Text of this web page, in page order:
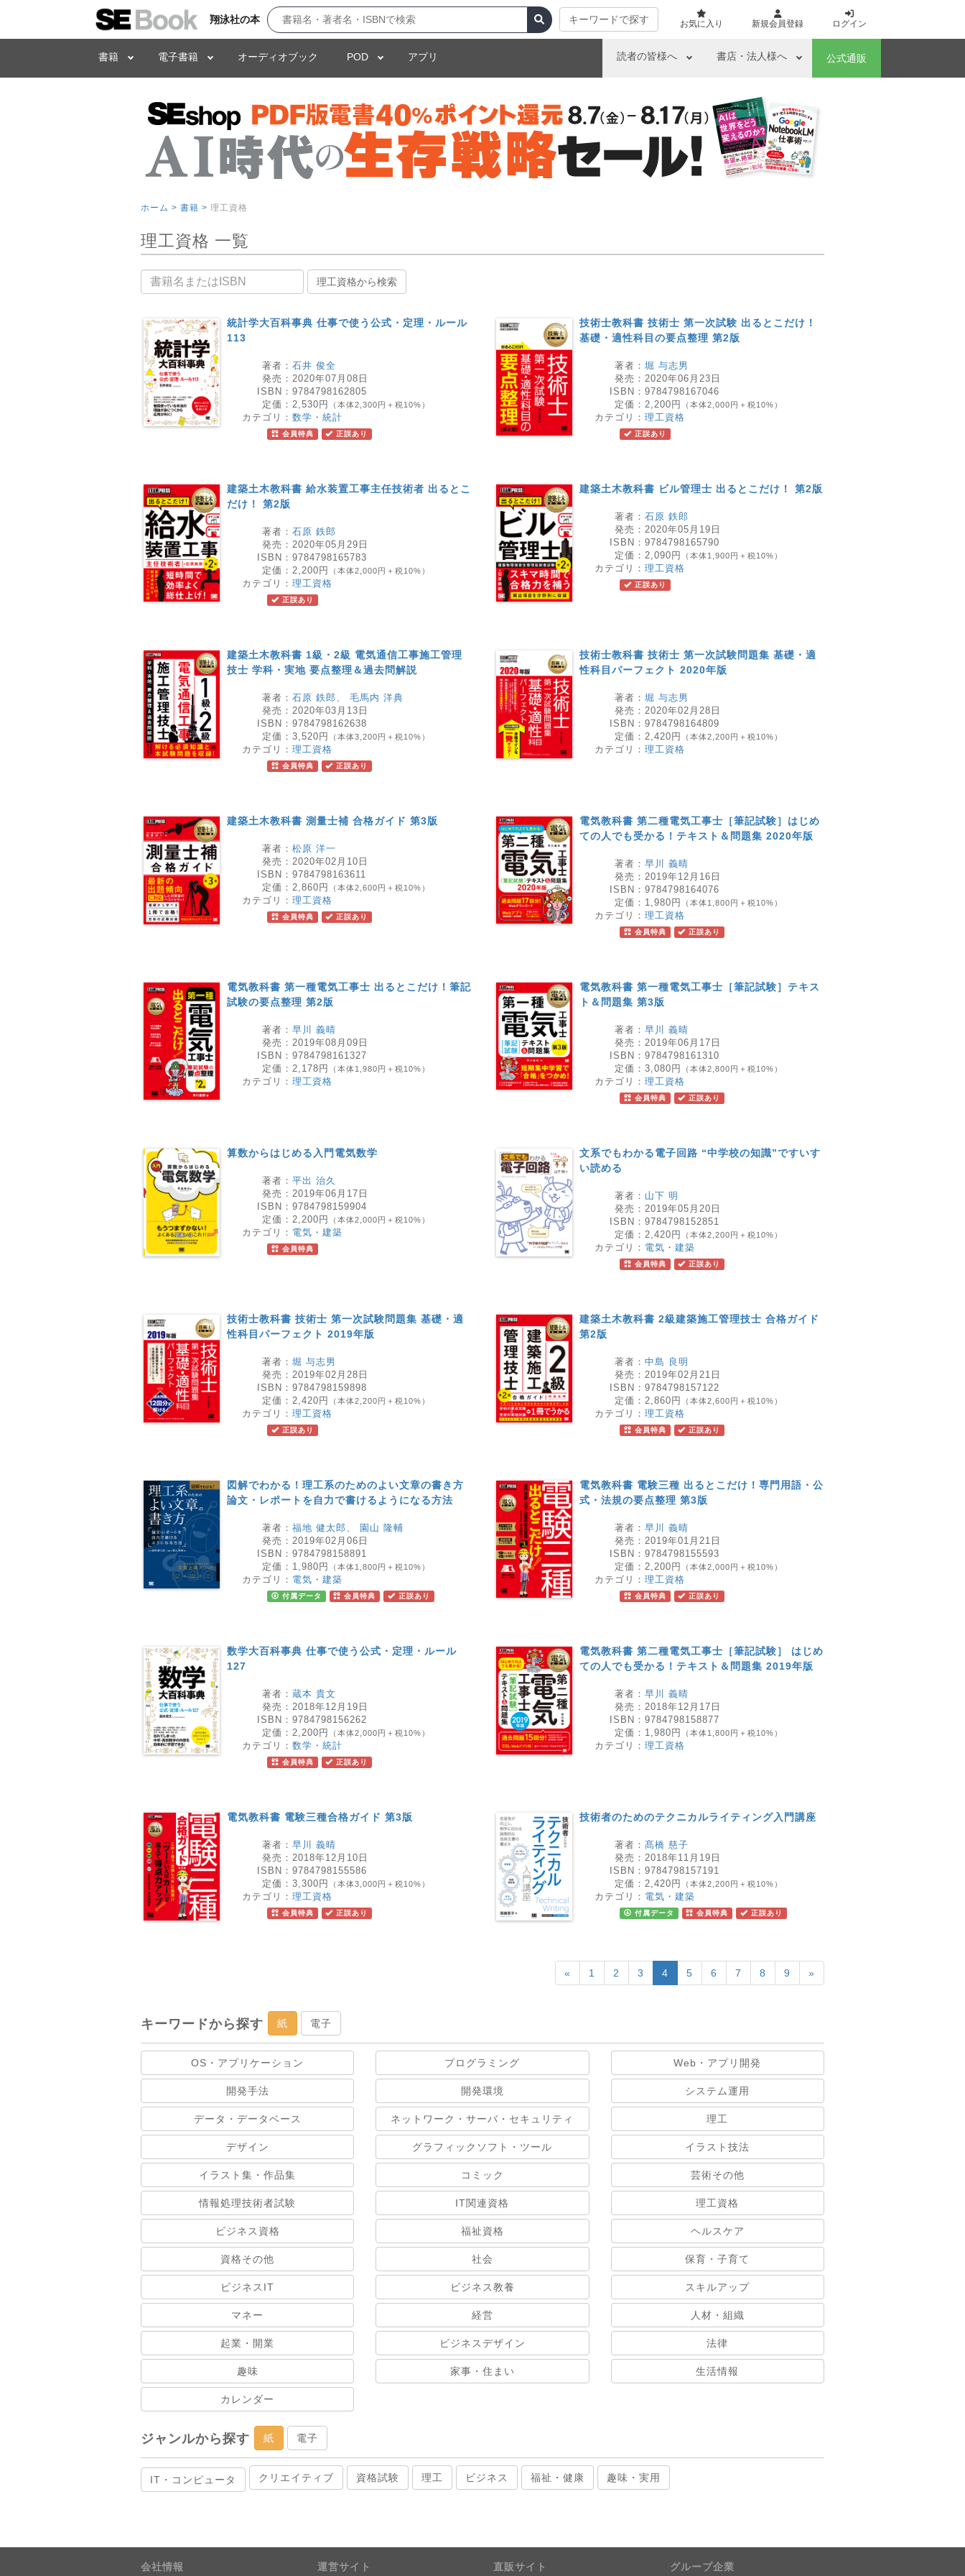
翔泳社の本 キーワードで探す お気に入り 新規会員登録 ログイン
書籍 電子書籍 オーディオブック POD アプリ 読者の皆様へ 書店・法人様へ 公式通販
ホーム > 書籍 > 理工資格
理工資格 一覧
書籍名 理工資格から検索
統計学大百科事典 仕事で使う公式・定理・ルール
113
著者： 石井 俊全
発売： 2020年07月08日
ISBN： 9784798162805
定価： 2,530円 （本体2,300円＋税10%）
カテゴリ： 数学・統計
会員特典 正誤あり
技術士教科書 技術士 第一次試験 出るとこだけ！
基礎・適性科目の要点整理 第2版
著者： 堀 与志男
発売： 2020年06月23日
ISBN： 9784798167046
定価： 2,200円 （本体2,000円＋税10%）
カテゴリ： 理工資格
正誤あり
建築土木教科書 給水装置工事主任技術者 出るとこ
だけ！ 第2版
著者： 石原 鉄郎
発売： 2020年05月29日
ISBN： 9784798165783
定価： 2,200円 （本体2,000円＋税10%）
カテゴリ： 理工資格
正誤あり
建築土木教科書 ビル管理士 出るとこだけ！ 第2版
著者： 石原 鉄郎
発売： 2020年05月19日
ISBN： 9784798165790
定価： 2,090円 （本体1,900円＋税10%）
カテゴリ： 理工資格
正誤あり
建築土木教科書 1級・2級 電気通信工事施工管理
技士 学科・実地 要点整理＆過去問解説
著者： 石原 鉄郎 、 毛馬内 洋典
発売： 2020年03月13日
ISBN： 9784798162638
定価： 3,520円 （本体3,200円＋税10%）
カテゴリ： 理工資格
会員特典 正誤あり
技術士教科書 技術士 第一次試験問題集 基礎・適
性科目パーフェクト 2020年版
著者： 堀 与志男
発売： 2020年02月28日
ISBN： 9784798164809
定価： 2,420円 （本体2,200円＋税10%）
カテゴリ： 理工資格
建築土木教科書 測量士補 合格ガイド 第3版
著者： 松原 洋一
発売： 2020年02月10日
ISBN： 9784798163611
定価： 2,860円 （本体2,600円＋税10%）
カテゴリ： 理工資格
会員特典 正誤あり
電気教科書 第二種電気工事士［筆記試験］はじめ
ての人でも受かる！テキスト＆問題集 2020年版
著者： 早川 義晴
発売： 2019年12月16日
ISBN： 9784798164076
定価： 1,980円 （本体1,800円＋税10%）
カテゴリ： 理工資格
会員特典 正誤あり
電気教科書 第一種電気工事士 出るとこだけ！筆記
試験の要点整理 第2版
著者： 早川 義晴
発売： 2019年08月09日
ISBN： 9784798161327
定価： 2,178円 （本体1,980円＋税10%）
カテゴリ： 理工資格
電気教科書 第一種電気工事士［筆記試験］テキス
ト＆問題集 第3版
著者： 早川 義晴
発売： 2019年06月17日
ISBN： 9784798161310
定価： 3,080円 （本体2,800円＋税10%）
カテゴリ： 理工資格
会員特典 正誤あり
算数からはじめる入門電気数学
著者： 平出 治久
発売： 2019年06月17日
ISBN： 9784798159904
定価： 2,200円 （本体2,000円＋税10%）
カテゴリ： 電気・建築
会員特典
文系でもわかる電子回路 “中学校の知識”ですいす
い読める
著者： 山下 明
発売： 2019年05月20日
ISBN： 9784798152851
定価： 2,420円 （本体2,200円＋税10%）
カテゴリ： 電気・建築
会員特典 正誤あり
技術士教科書 技術士 第一次試験問題集 基礎・適
性科目パーフェクト 2019年版
著者： 堀 与志男
発売： 2019年02月28日
ISBN： 9784798159898
定価： 2,420円 （本体2,200円＋税10%）
カテゴリ： 理工資格
正誤あり
建築土木教科書 2級建築施工管理技士 合格ガイド
第2版
著者： 中島 良明
発売： 2019年02月21日
ISBN： 9784798157122
定価： 2,860円 （本体2,600円＋税10%）
カテゴリ： 理工資格
会員特典 正誤あり
図解でわかる！理工系のためのよい文章の書き方
論文・レポートを自力で書けるようになる方法
著者： 福地 健太郎 、 園山 隆輔
発売： 2019年02月06日
ISBN： 9784798158891
定価： 1,980円 （本体1,800円＋税10%）
カテゴリ： 電気・建築
付属データ 会員特典 正誤あり
電気教科書 電験三種 出るとこだけ！専門用語・公
式・法規の要点整理 第3版
著者： 早川 義晴
発売： 2019年01月21日
ISBN： 9784798155593
定価： 2,200円 （本体2,000円＋税10%）
カテゴリ： 理工資格
会員特典 正誤あり
数学大百科事典 仕事で使う公式・定理・ルール
127
著者： 蔵本 貴文
発売： 2018年12月19日
ISBN： 9784798156262
定価： 2,200円 （本体2,000円＋税10%）
カテゴリ： 数学・統計
会員特典 正誤あり
電気教科書 第二種電気工事士［筆記試験］ はじめ
ての人でも受かる！テキスト＆問題集 2019年版
著者： 早川 義晴
発売： 2018年12月17日
ISBN： 9784798158877
定価： 1,980円 （本体1,800円＋税10%）
カテゴリ： 理工資格
電気教科書 電験三種合格ガイド 第3版
著者： 早川 義晴
発売： 2018年12月10日
ISBN： 9784798155586
定価： 3,300円 （本体3,000円＋税10%）
カテゴリ： 理工資格
会員特典 正誤あり
技術者のためのテクニカルライティング入門講座
著者： 髙橋 慈子
発売： 2018年11月19日
ISBN： 9784798157191
定価： 2,420円 （本体2,200円＋税10%）
カテゴリ： 電気・建築
付属データ 会員特典 正誤あり
« 1 2 3 4 5 6 7 8 9 »
キーワードから探す 紙 電子
OS・アプリケーション プログラミング Web・アプリ開発
開発手法 開発環境 システム運用
データ・データベース ネットワーク・サーバ・セキュリティ 理工
デザイン グラフィックソフト・ツール イラスト技法
イラスト集・作品集 コミック 芸術その他
情報処理技術者試験 IT関連資格 理工資格
ビジネス資格 福祉資格 ヘルスケア
資格その他 社会 保育・子育て
ビジネスIT ビジネス教養 スキルアップ
マネー 経営 人材・組織
起業・開業 ビジネスデザイン 法律
趣味 家事・住まい 生活情報
カレンダー
ジャンルから探す 紙 電子
IT・コンピュータ クリエイティブ 資格試験 理工 ビジネス 福祉・健康 趣味・実用
会社情報 運営サイト 直販サイト グループ企業